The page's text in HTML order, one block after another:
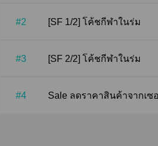
#2 [SF 1/2] โค้ชกีฬาในร่ม
#3 [SF 2/2] โค้ชกีฬาในร่ม
#4 Sale ลดราคา​สินค้าจากเซอ